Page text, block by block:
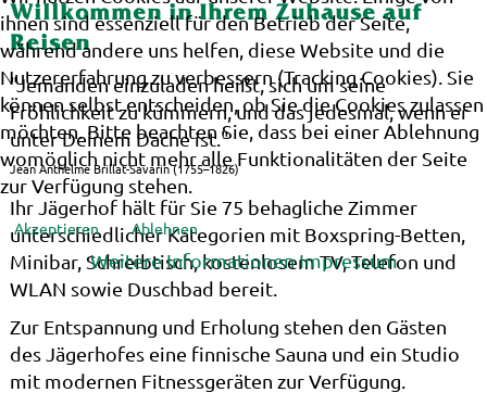
Willkommen in Ihrem Zuhause auf
Reisen
"Jemanden einzuladen heißt, sich um seine
Fröhlichkeit zu kümmern, und das jedesmal, wenn er
unter Deinem Dache ist."
Jean Anthelme Brillat-Savarin (1755–1826)
Ihr Jägerhof hält für Sie 75 behagliche Zimmer
unterschiedlicher Kategorien mit Boxspring-Betten,
Minibar, Schreibtisch, kostenlosem TV, Telefon und
WLAN sowie Duschbad bereit.
Zur Entspannung und Erholung stehen den Gästen
des Jägerhofes eine finnische Sauna und ein Studio
mit modernen Fitnessgeräten zur Verfügung.
ihnen sind essenziell für den Betrieb der Seite,
während andere uns helfen, diese Website und die
Nutzererfahrung zu verbessern (Tracking Cookies). Sie
können selbst entscheiden, ob Sie die Cookies zulassen
möchten. Bitte beachten Sie, dass bei einer Ablehnung
womöglich nicht mehr alle Funktionalitäten der Seite
zur Verfügung stehen.
Akzeptieren Ablehnen
Weitere Informationen Impressum